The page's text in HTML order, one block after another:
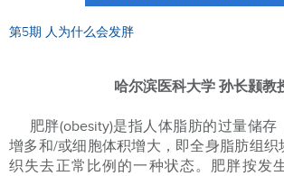
第5期 人为什么会发胖
哈尔滨医科大学 孙长颢教
肥胖(obesity)是指人体脂肪的过量储存
增多和/或细胞体积增大，即全身脂肪组织
织失去正常比例的一种状态。肥胖按发